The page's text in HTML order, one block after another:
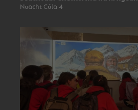
Nuacht Cúla 4